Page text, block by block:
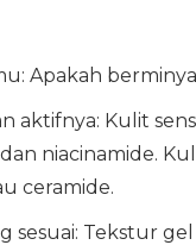
Apakah
aktifnya: Kulit
niacinamide.
ceramide.
sesuai: Tekstur